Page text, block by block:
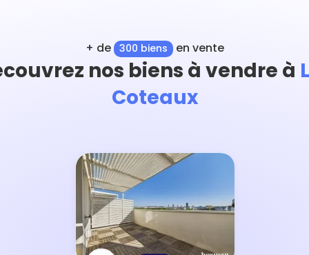
+ de 300 biens en vente
nos biens à vendre à
Coteaux